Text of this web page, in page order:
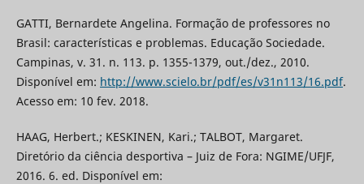
GATTI, Bernardete Angelina. Formação de professores no
Brasil: características e problemas. Educação Sociedade.
Campinas, v. 31. n. 113. p. 1355-1379, out./dez., 2010.
Disponível em: http://www.scielo.br/pdf/es/v31n113/16.pdf.
Acesso em: 10 fev. 2018.
HAAG, Herbert.; KESKINEN, Kari.; TALBOT, Margaret.
Diretório da ciência desportiva – Juiz de Fora: NGIME/UFJF,
2016. 6. ed. Disponível em: